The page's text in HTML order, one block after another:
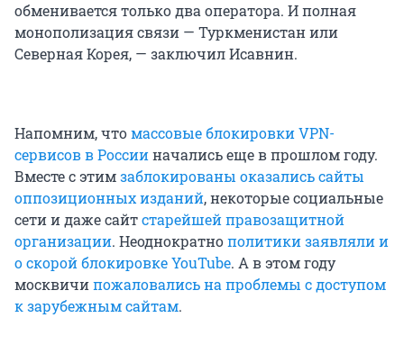
обменивается только два оператора. И полная
монополизация связи — Туркменистан или
Северная Корея, — заключил Исавнин.
Напомним, чтомассовые блокировки VPN-
сервисов в Россииначались еще в прошлом году.
Вместе с этимзаблокированы оказались сайты
оппозиционных изданий, некоторые социальные
сети и даже сайтстарейшей правозащитной
организации. Неоднократнополитики заявляли и
о скорой блокировке YouTube. А в этом году
москвичипожаловались на проблемы с доступом
к зарубежным сайтам.